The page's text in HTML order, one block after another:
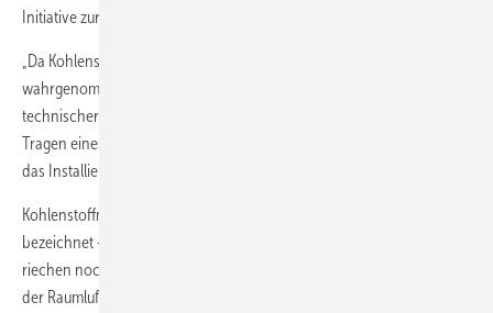
Initiative zur Prävention von Kohlenmonoxid-Vergiftungen.
„Da Kohlenstoffmonoxid von den menschlichen Sinnesorganen nicht
wahrgenommen werden kann, lässt sich das giftige Gas nur mithilfe
technischer Geräte aufspüren. Rettungskräfte können sich durch das
Tragen eines Kohlen[stoff]monoxidwarners und Verbraucher durch
das Installieren eines CO-Warnmelders zu Hause schützen.“
Kohlenstoffmonoxid – häufig auch verkürzt als Kohlenmonoxid
bezeichnet – ist ein gefährliches Atemgift, das man weder sehen,
riechen noch schmecken kann. Abhängig von der Konzentration in
der Raumluft führt CO zu erheblichen gesundheitlichen Beschwerden,